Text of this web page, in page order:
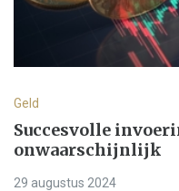
Geld
Succesvolle
onwaarschijnlijk
29 augustus 2024